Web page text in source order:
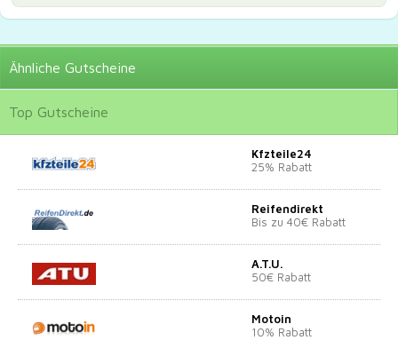
Ähnliche Gutscheine
Top Gutscheine
Kfzteile24
25% Rabatt
Reifendirekt
Bis zu 40€ Rabatt
A.T.U.
50€ Rabatt
Motoin
10% Rabatt